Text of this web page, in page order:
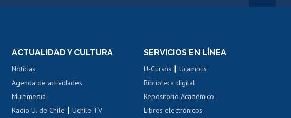
Portal de movilidad interna
Certificado de renta
Certificado de renta
Gestión de correo uchile
Movilidad Estudiantil
Cursos de español
ACTUALIDAD Y CULTURA
Noticias
Agenda de actividades
Multimedia
Radio U. de Chile |Uchile TV
SERVICIOS EN LÍNEA
U-Cursos |Ucampus
Biblioteca digital
Repositorio Académico
Libros electrónicos